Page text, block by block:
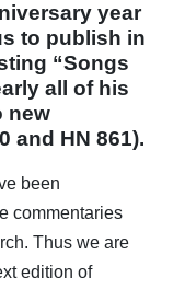
year
to publish in
“Songs
all of his
new
and HN 861).
been
commentaries
Thus we are
edition of